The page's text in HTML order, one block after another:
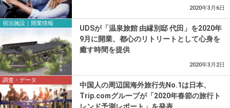
2020年3月6日
宿泊施設｜開業情報
UDSが「温泉旅館 由縁別邸 代田」を2020年
9月に開業、都心のリトリートとして心身を
癒す時間を提供
2020年3月2日
調査・データ
中国人の周辺国海外旅行先No.1は日本、
Trip.comグループが「2020年春節の旅行ト
レンド予測レポート」を発表